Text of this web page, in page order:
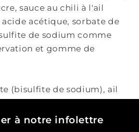
sauce au chili à l'ail
acétique, sorbate de
de sodium comme
et gomme de
(bisulfite de sodium), ail
à notre infolettre